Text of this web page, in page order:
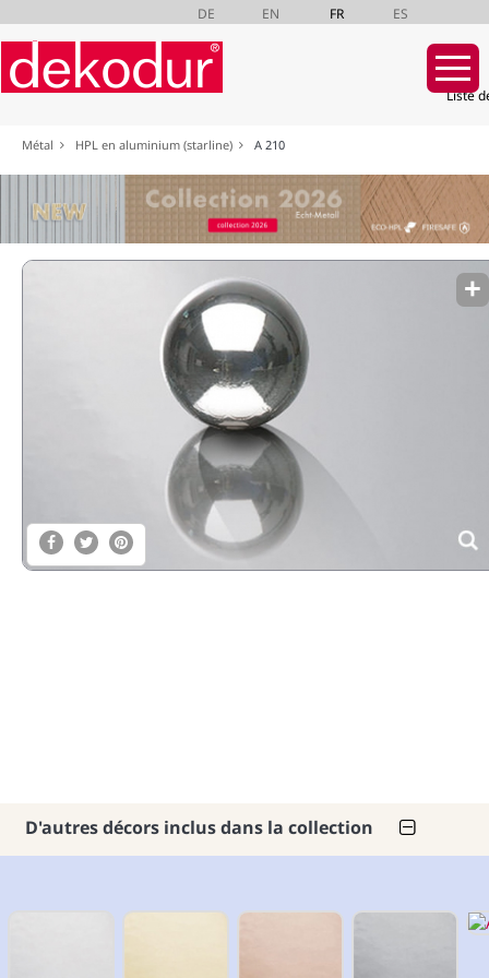
DE EN FR ES
Liste
contenu
Métal HPL en aluminium (starline) A 210
D'autres décors inclus dans la collection